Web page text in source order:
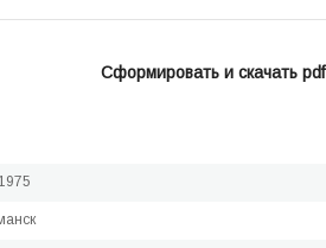
Сформировать и скачать pdf